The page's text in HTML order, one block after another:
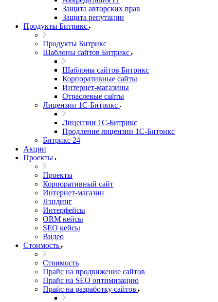
Защита авторских прав
Защита репутации
Продукты Битрикс
Продукты Битрикс
Шаблоны сайтов Битрикс
Шаблоны сайтов Битрикс
Корпоративные сайты
Интернет-магазины
Отраслевые сайты
Лицензии 1С-Битрикс
Лицензии 1С-Битрикс
Продление лицензии 1С-Битрикс
Битрикс 24
Акции
Проекты
Проекты
Корпоративный сайт
Интернет-магазин
Лэндинг
Интерфейсы
ORM кейсы
SEO кейсы
Видео
Стоимость
Стоимость
Прайс на продвижение сайтов
Прайс на SEO оптимизацию
Прайс на разработку сайтов